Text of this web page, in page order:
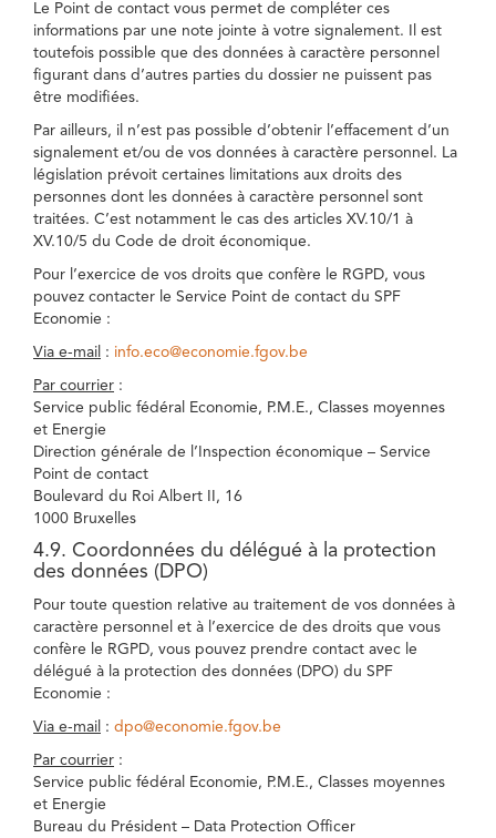
Le Point de contact vous permet de compléter ces
informations par une note jointe à votre signalement. Il est
toutefois possible que des données à caractère personnel
figurant dans d’autres parties du dossier ne puissent pas
être modifiées.
Par ailleurs, il n’est pas possible d’obtenir l’effacement d’un
signalement et/ou de vos données à caractère personnel. La
législation prévoit certaines limitations aux droits des
personnes dont les données à caractère personnel sont
traitées. C’est notamment le cas des articles XV.10/1 à
XV.10/5 du Code de droit économique.
Pour l’exercice de vos droits que confère le RGPD, vous
pouvez contacter le Service Point de contact du SPF
Economie :
Via e-mail : info.eco@economie.fgov.be
Par courrier :
Service public fédéral Economie, P.M.E., Classes moyennes
et Energie
Direction générale de l’Inspection économique – Service
Point de contact
Boulevard du Roi Albert II, 16
1000 Bruxelles
4.9. Coordonnées du délégué à la protection
des données (DPO)
Pour toute question relative au traitement de vos données à
caractère personnel et à l’exercice de des droits que vous
confère le RGPD, vous pouvez prendre contact avec le
délégué à la protection des données (DPO) du SPF
Economie :
Via e-mail : dpo@economie.fgov.be
Par courrier :
Service public fédéral Economie, P.M.E., Classes moyennes
et Energie
Bureau du Président – Data Protection Officer